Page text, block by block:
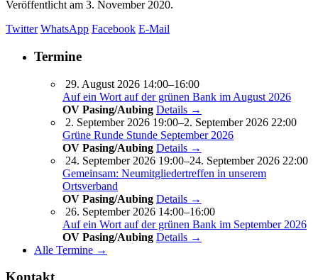
Veröffentlicht am 3. November 2020.
Twitter WhatsApp Facebook E-Mail
Termine
29. August 2026 14:00–16:00
Auf ein Wort auf der grünen Bank im August 2026
OV Pasing/Aubing Details →
2. September 2026 19:00–2. September 2026 22:00
Grüne Runde Stunde September 2026
OV Pasing/Aubing Details →
24. September 2026 19:00–24. September 2026 22:00
Gemeinsam: Neumitgliedertreffen in unserem
Ortsverband
OV Pasing/Aubing Details →
26. September 2026 14:00–16:00
Auf ein Wort auf der grünen Bank im September 2026
OV Pasing/Aubing Details →
Alle Termine →
Kontakt